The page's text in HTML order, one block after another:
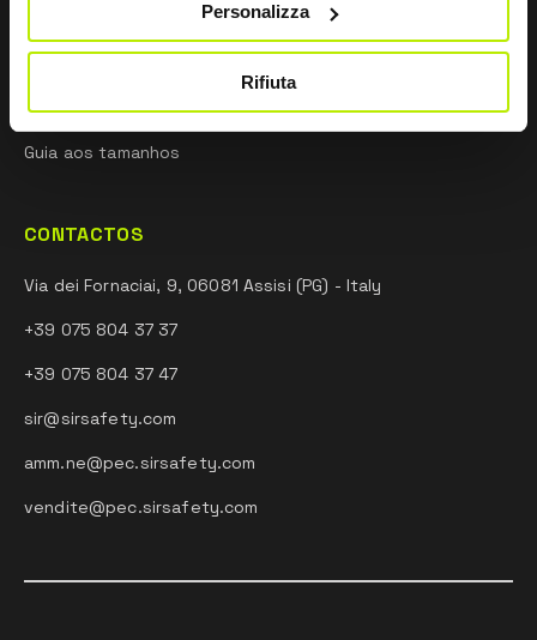
Personalizza
Rifiuta
Equipamentos de segurança
Impressum
Guia aos tamanhos
CONTACTOS
Via dei Fornaciai, 9, 06081 Assisi (PG) - Italy
+39 075 804 37 37
+39 075 804 37 47
sir@sirsafety.com
amm.ne@pec.sirsafety.com
vendite@pec.sirsafety.com